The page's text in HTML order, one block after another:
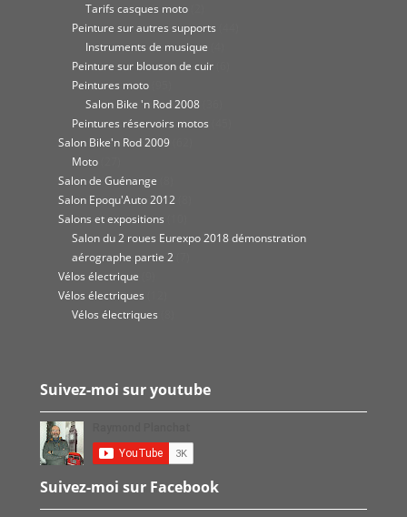
Tarifs casques moto
Peinture sur autres supports
Instruments de musique
Peinture sur blouson de cuir
Peintures moto
Salon Bike 'n Rod 2008
Peintures réservoirs motos
Salon Bike'n Rod 2009
Moto
Salon de Guénange
Salon Epoqu'Auto 2012
Salons et expositions
Salon du 2 roues Eurexpo 2018 démonstration
aérographe partie 2
Vélos électrique
Vélos électriques
Vélos électriques
Suivez-moi sur youtube
Suivez-moi sur Facebook